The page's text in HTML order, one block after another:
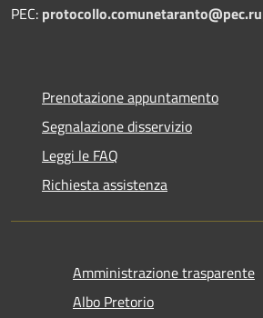
PEC:
Prenotazione appuntamento
Segnalazione disservizio
Leggi le FAQ
Richiesta assistenza
Amministrazione trasparente
Albo Pretorio